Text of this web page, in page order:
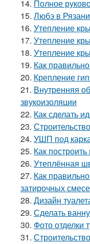
14. Полное
15. Любэ в
16. Утепление
17. Утепление
18. Утепление
19. Как
20. Крепление
21. Внутренняя
звукоизоляции
22. Как сделать
23.
24. УШП под
25. Как
26. Утеплённая
27. Как
затирочных
28. Дизайн
29. Сделать
30. Фото отделки
31.